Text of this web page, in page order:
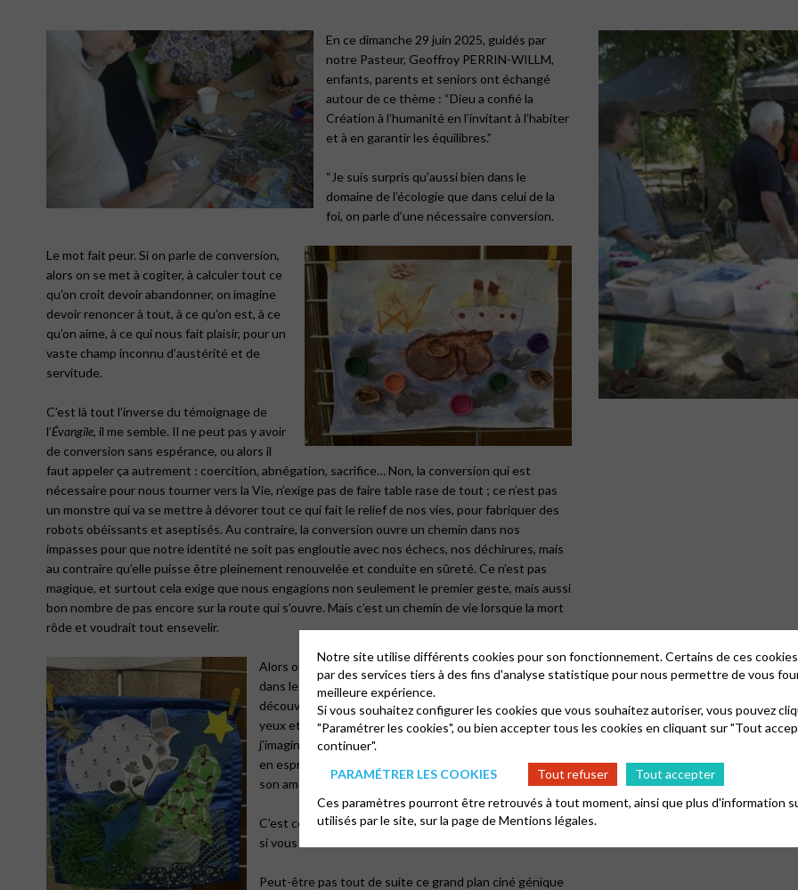
En ce dimanche 29 juin 2025, guidés par
notre Pasteur, Geoffroy PERRIN-WILLM,
enfants, parents et seniors ont échangé
autour de ce thème : “Dieu a confié la
Création à l’humanité en l’invitant à l’habiter
et à en garantir les équilibres.”
“Je suis surpris qu’aussi bien dans le
domaine de l’écologie que dans celui de la
foi, on parle d’une nécessaire conversion.
Le mot fait peur. Si on parle de conversion,
alors on se met à cogiter, à calculer tout ce
qu’on croit devoir abandonner, on imagine
devoir renoncer à tout, à ce qu’on est, à ce
qu’on aime, à ce qui nous fait plaisir, pour un
vaste champ inconnu d’austérité et de
servitude.
C’est là tout l’inverse du témoignage de
l’Évangile, il me semble. Il ne peut pas y avoir
de conversion sans espérance, ou alors il
faut appeler ça autrement : coercition, abnégation, sacrifice… Non, la conversion qui est
nécessaire pour nous tourner vers la Vie, n’exige pas de faire table rase de tout ; ce n’est pas
un monstre qui va se mettre à dévorer tout ce qui fait le relief de nos vies, pour fabriquer des
robots obéissants et aseptisés. Au contraire, la conversion ouvre un chemin dans nos
impasses pour que notre identité ne soit pas engloutie avec nos échecs, nos déchirures, mais
au contraire qu’elle puisse être pleinement renouvelée et conduite en sûreté. Ce n’est pas
magique, et surtout cela exige que nous engagions non seulement le premier geste, mais aussi
bon nombre de pas encore sur la route qui s’ouvre. Mais c’est un chemin de vie lorsque la mort
rôde et voudrait tout ensevelir.
Alors oui, parfois, comme un antidote, j’imagine comme
dans le
Livre de Job
, je m’imagine Dieu me faisant
découvrir toute la Création, ce que je peux voir de mes
yeux et ce que je ne verrai jamais par moi-même ;
j’imagine Dieu planer à la surface des eaux et m’emmener
en esprit faire ce voyage extraordinaire dans le cœur de
son amour et de sa magnificence…
C’est ce que je voudrais vous inviter à faire maintenant,
si vous le voulez bien.
Peut-être pas tout de suite ce grand plan ciné génique
Notre site utilise différents cookies pour son fonctionnement. Certains de ces
par des services tiers à des fins d'analyse statistique pour nous permettre de vous
meilleure expérience.
Si vous souhaitez configurer les cookies que vous souhaitez autoriser, vous pouvez
"Paramétrer les cookies", ou bien accepter tous les cookies en cliquant sur "Tout
continuer".
PARAMÉTRER LES COOKIES
Tout refuser
Tout accepter
Ces paramètres pourront être retrouvés à tout moment, ainsi que plus d'information
utilisés par le site, sur la page deMentions légales.